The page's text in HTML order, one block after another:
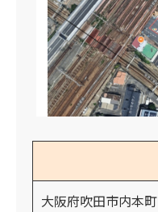
大阪府吹田市内本町